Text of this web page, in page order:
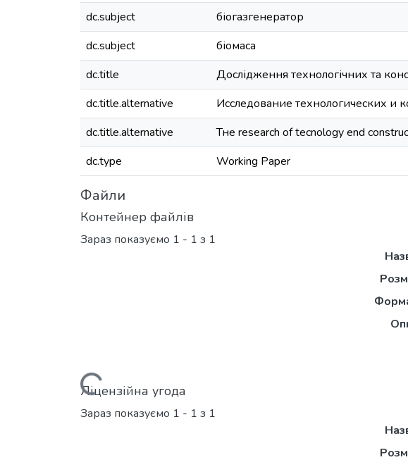
dc.subject
біогазгенератор
dc.subject
біомаса
dc.title
Дослідження технологічних та
dc.title.alternative
Исследование технологических и
dc.title.alternative
Тне research of tecnology end
dc.type
Working Paper
Файли
Контейнер файлів
Зараз показуємо 1 - 1 з 1
Вантажиться...Ліцензійна угода
Зараз показуємо 1 - 1 з 1